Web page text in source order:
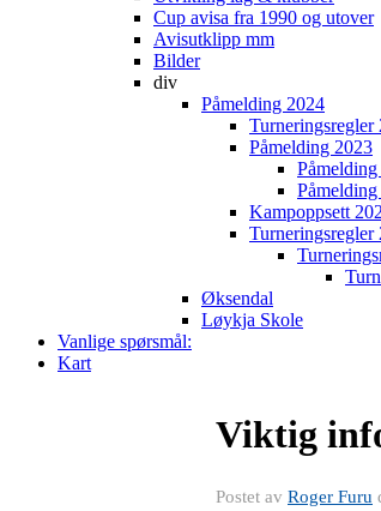
Cup avisa fra 1990 og utover
Avisutklipp mm
Bilder
div
Påmelding 2024
Turneringsregler
Påmelding 2023
Påmelding
Kampoppsett
Turneringsregler
Øksendal
Løykja Skole
Vanlige spørsmål:
Kart
Viktig
Postet av Roger Furu